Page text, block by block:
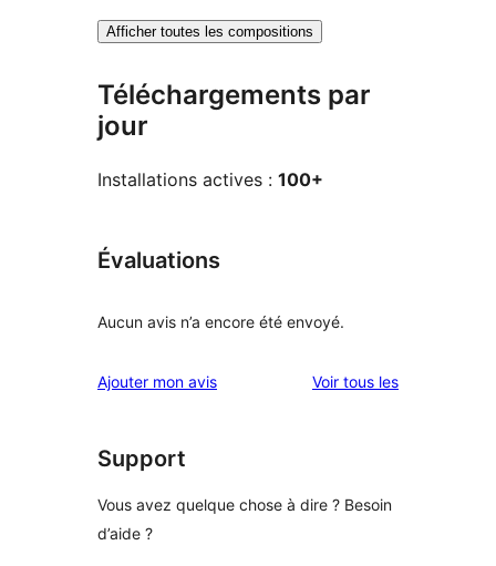
Afficher toutes les compositions
Téléchargements par
jour
Installations actives : 100+
Évaluations
Aucun avis n’a encore été envoyé.
Ajouter mon avis Voir tous lesavis
Support
Vous avez quelque chose à dire ? Besoin
d’aide ?